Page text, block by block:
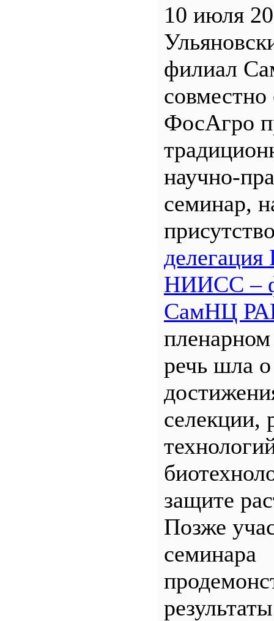
10 июля
филиал
ФосАгро
научно-
семинар,
НИИСС –
СамНЦ
пленарном
речь шла
селекции,
защите
Позже
семинара